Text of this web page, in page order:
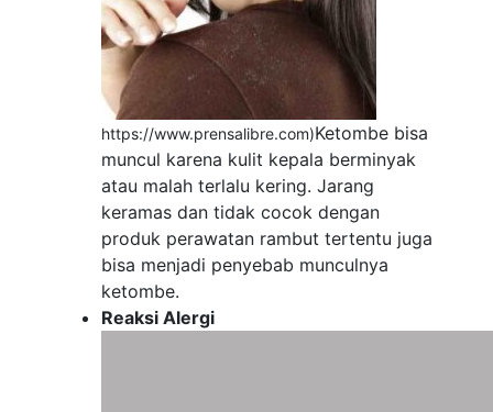
https://www.prensalibre.com)Ketombe bisa
muncul karena kulit kepala berminyak
atau malah terlalu kering. Jarang
keramas dan tidak cocok dengan
produk perawatan rambut tertentu juga
bisa menjadi penyebab munculnya
ketombe.
Reaksi Alergi